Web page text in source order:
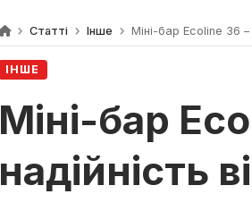
Статті Інше Міні-бар Ecoline 36 –
ІНШЕ
Міні-бар
надійність